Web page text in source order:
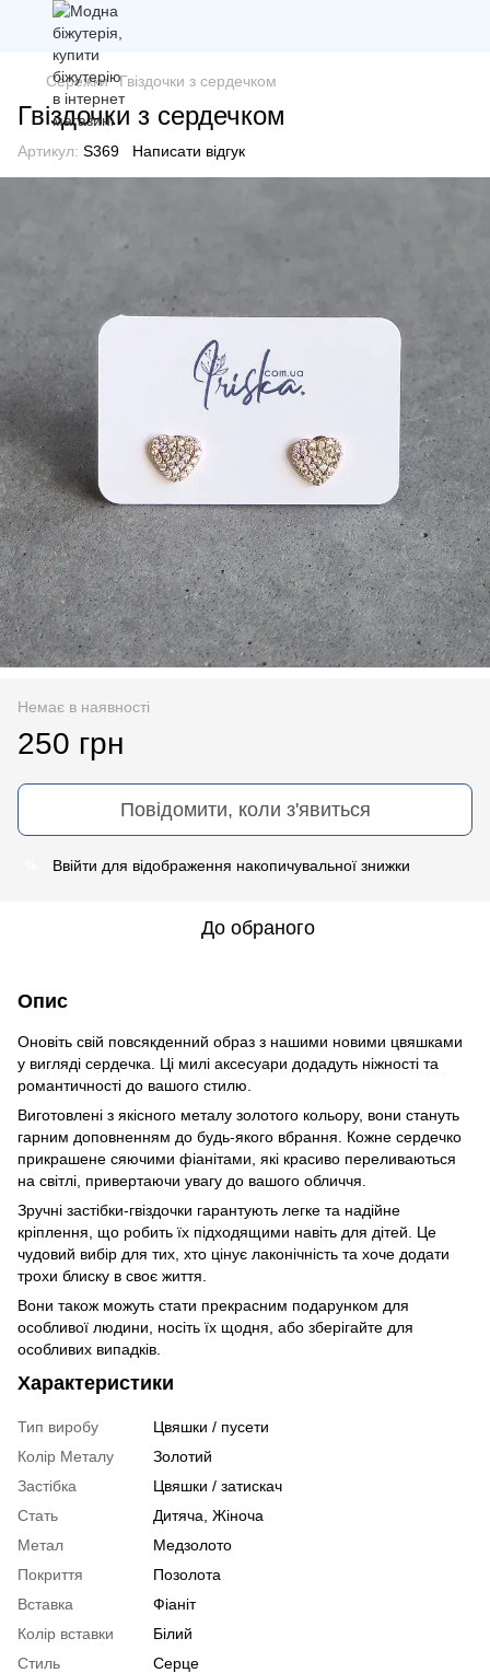
Сережки Гвіздочки з сердечком
Гвіздочки з сердечком
Артикул: S369 Написати відгук
Немає в наявності
250 грн
Повідомити, коли з'явиться
Ввійти для відображення накопичувальної знижки
До обраного
Опис
Оновіть свій повсякденний образ з нашими новими цвяшками
у вигляді сердечка. Ці милі аксесуари додадуть ніжності та
романтичності до вашого стилю.
Виготовлені з якісного металу золотого кольору, вони стануть
гарним доповненням до будь-якого вбрання. Кожне сердечко
прикрашене сяючими фіанітами, які красиво переливаються
на світлі, привертаючи увагу до вашого обличчя.
Зручні застібки-гвіздочки гарантують легке та надійне
кріплення, що робить їх підходящими навіть для дітей. Це
чудовий вибір для тих, хто цінує лаконічність та хоче додати
трохи блиску в своє життя.
Вони також можуть стати прекрасним подарунком для
особливої людини, носіть їх щодня, або зберігайте для
особливих випадків.
Характеристики
Тип виробу
Цвяшки / пусети
Колір Металу
Золотий
Застібка
Цвяшки / затискач
Стать
Дитяча Жіноча
Метал
Медзолото
Покриття
Позолота
Вставка
Фіаніт
Колір вставки
Білий
Стиль
Серце